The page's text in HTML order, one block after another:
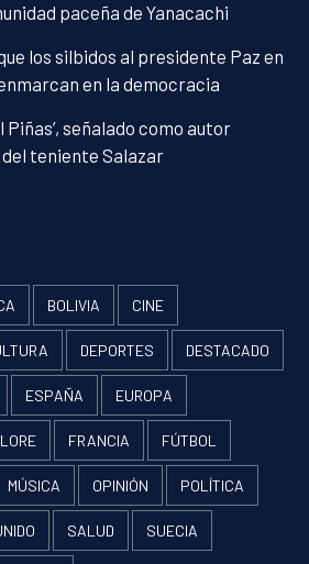
paceña de Yanacachi
los silbidos al presidente Paz en
en la democracia
Piñas’, señalado como autor
teniente Salazar
BOLIVIA CINE
DEPORTES DESTACADO
ESPAÑA EUROPA
FRANCIA FÚTBOL
MÚSICA OPINIÓN POLÍTICA
SALUD SUECIA